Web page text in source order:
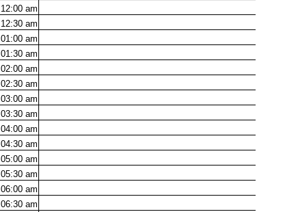
12:00 am
12:30 am
01:00 am
01:30 am
02:00 am
02:30 am
03:00 am
03:30 am
04:00 am
04:30 am
05:00 am
05:30 am
06:00 am
06:30 am